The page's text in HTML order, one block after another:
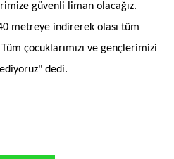
güvenli liman olacağız.
metreye indirerek olası tüm
çocuklarımızı ve gençlerimizi
dedi.